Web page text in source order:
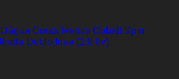
Corsa Meriva Cobalt Spin
Doblo Idea (1.8 8v)